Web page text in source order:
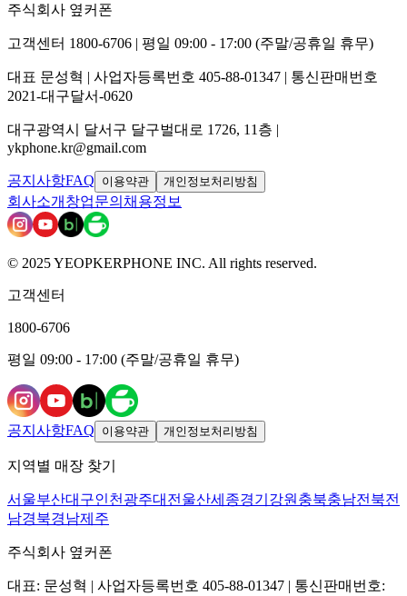
주식회사 옆커폰
고객센터 1800-6706 | 평일 09:00 - 17:00 (주말/공휴일 휴무)
대표 문성혁 | 사업자등록번호 405-88-01347 | 통신판매번호
2021-대구달서-0620
대구광역시 달서구 달구벌대로 1726, 11층 |
ykphone.kr@gmail.com
공지사항FAQ 이용약관 개인정보처리방침
회사소개 창업문의 채용정보
© 2025 YEOPKERPHONE INC. All rights reserved.
고객센터
1800-6706
평일 09:00 - 17:00 (주말/공휴일 휴무)
공지사항FAQ 이용약관 개인정보처리방침
지역별 매장 찾기
서울부산대구인천 광주대전 울산세종경기 강원 충북충남전북전
남경북경남제주
주식회사 옆커폰
대표: 문성혁 | 사업자등록번호 405-88-01347 | 통신판매번호: